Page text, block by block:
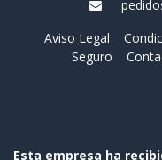
Aviso Legal
Seguro
Esta empresa ha